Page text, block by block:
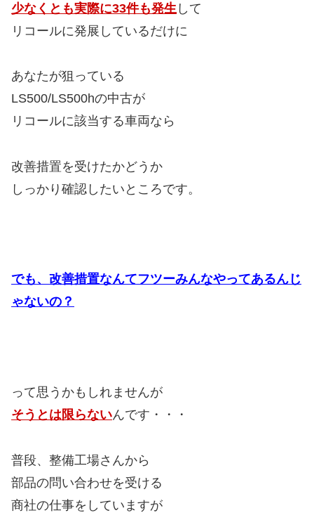
少なくとも実際に33件も発生 して
リコールに発展しているだけに
あなたが狙っている
LS500/LS500hの中古が
リコールに該当する車両なら
改善措置を受けたかどうか
しっかり確認したいところです。
でも、改善措置なんてフツーみんなやってあるんじ
ゃないの？
って思うかもしれませんが
そうとは限らないんです・・・
普段、整備工場さんから
部品の問い合わせを受ける
商社の仕事をしていますが